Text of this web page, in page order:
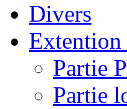
Divers
Partie
Partie